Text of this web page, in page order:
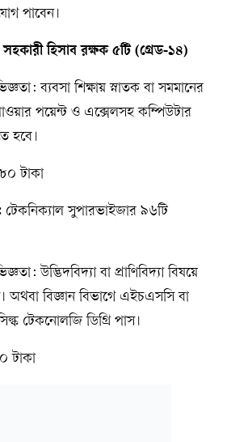
পাবেন।
সহকারী হিসাব রক্ষক ৫টি (গ্রেড-১৪)
ব্যবসা শিক্ষায় স্নাতক বা সমমানের
পয়েন্ট ও এক্সেলসহ কম্পিউটার
হবে।
টাকা
টেকনিক্যাল সুপারভাইজার ৯৬টি
উদ্ভিদবিদ্যা বা প্রাণিবিদ্যা বিষয়ে
অথবা বিজ্ঞান বিভাগে এইচএসসি বা
টেকনোলজি ডিগ্রি পাস।
টাকা